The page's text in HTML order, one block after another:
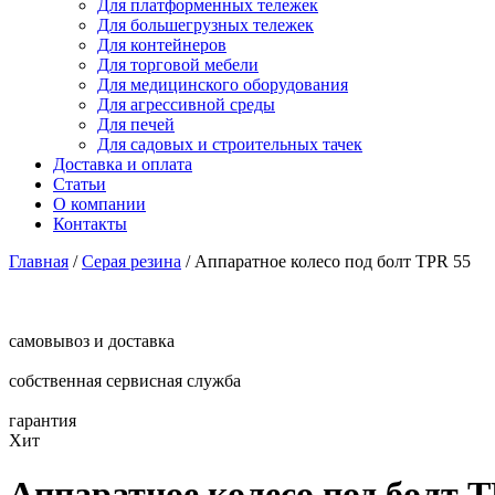
Для платформенных тележек
Для большегрузных тележек
Для контейнеров
Для торговой мебели
Для медицинского оборудования
Для агрессивной среды
Для печей
Для садовых и строительных тачек
Доставка и оплата
Статьи
О компании
Контакты
Главная /Серая резина / Аппаратное колесо под болт TPR 55
самовывоз и доставка
собственная сервисная служба
гарантия
Хит